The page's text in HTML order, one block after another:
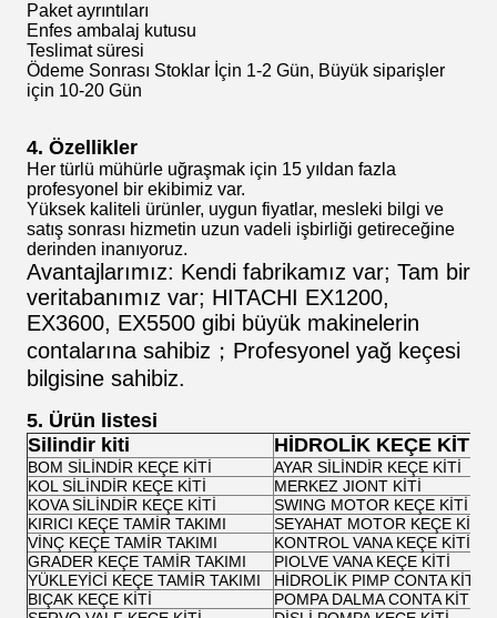
Paket ayrıntıları
Enfes ambalaj kutusu
Teslimat süresi
Ödeme Sonrası Stoklar İçin 1-2 Gün, Büyük siparişler
için 10-20 Gün
4. Özellikler
Her türlü mühürle uğraşmak için 15 yıldan fazla
profesyonel bir ekibimiz var.
Yüksek kaliteli ürünler, uygun fiyatlar, mesleki bilgi ve
satış sonrası hizmetin uzun vadeli işbirliği getireceğine
derinden inanıyoruz.
Avantajlarımız: Kendi fabrikamız var; Tam bir
veritabanımız var; HITACHI EX1200,
EX3600, EX5500 gibi büyük makinelerin
contalarına sahibiz；Profesyonel yağ keçesi
bilgisine sahibiz.
5. Ürün listesi
Silindir kiti
HİDROLİK KEÇE KİTİ
BOM SİLİNDİR KEÇE KİTİ
AYAR SİLİNDİR KEÇE KİTİ
KOL SİLİNDİR KEÇE KİTİ
MERKEZ JIONT KİTİ
KOVA SİLİNDİR KEÇE KİTİ
SWING MOTOR KEÇE KİTİ
KIRICI KEÇE TAMİR TAKIMI
SEYAHAT MOTOR KEÇE KİTİ
VİNÇ KEÇE TAMİR TAKIMI
KONTROL VANA KEÇE KİTİ
GRADER KEÇE TAMİR TAKIMI
PIOLVE VANA KEÇE KİTİ
YÜKLEYİCİ KEÇE TAMİR TAKIMI
HİDROLİK PIMP CONTA KİTİ
BIÇAK KEÇE KİTİ
POMPA DALMA CONTA KİTİ